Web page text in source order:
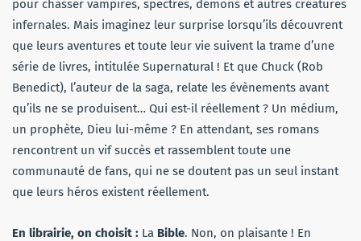
pour chasser vampires, spectres, démons et autres créatures
infernales. Mais imaginez leur surprise lorsqu’ils découvrent
que leurs aventures et toute leur vie suivent la trame d’une
série de livres, intitulée Supernatural ! Et que Chuck (Rob
Benedict), l’auteur de la saga, relate les évènements avant
qu’ils ne se produisent… Qui est-il réellement ? Un médium,
un prophète, Dieu lui-même ? En attendant, ses romans
rencontrent un vif succès et rassemblent toute une
communauté de fans, qui ne se doutent pas un seul instant
que leurs héros existent réellement.
En librairie, on choisit : La Bible. Non, on plaisante ! En